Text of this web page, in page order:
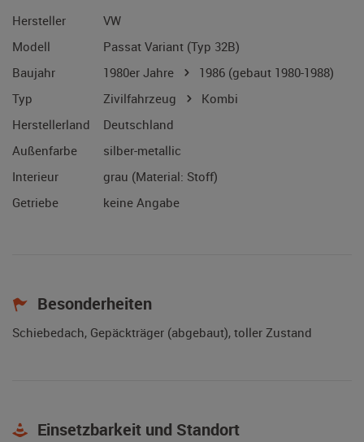
Hersteller
VW
Modell
Passat Variant (Typ 32B)
Baujahr
1980er Jahre 1986 (gebaut 1980-1988)
Typ
Zivilfahrzeug
Kombi
Herstellerland
Deutschland
Außenfarbe
silber-metallic
Interieur
grau (Material: Stoff)
Getriebe
keine Angabe
Besonderheiten
Schiebedach, Gepäckträger (abgebaut), toller Zustand
Einsetzbarkeit und Standort